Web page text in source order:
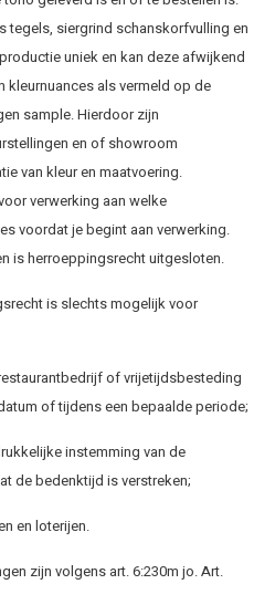
tegels, siergrind schanskorfvulling en
uniek en kan deze afwijkend
kleurnuances als vermeld op de
sample. Hierdoor zijn
en of showroom
van kleur en maatvoering.
verwerking aan welke
voordat je begint aan verwerking.
is herroeppingsrecht uitgesloten.
is slechts mogelijk voor
of vrijetijdsbesteding
of tijdens een bepaalde periode;
instemming van de
de bedenktijd is verstreken;
en loterijen.
zijn volgens art. 6:230m jo. Art.